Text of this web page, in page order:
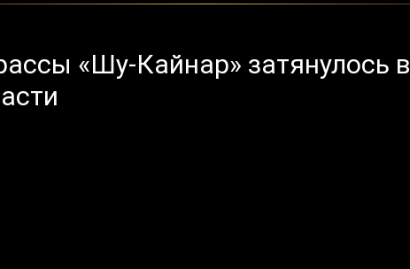
«Шу-Кайнар» затянулось в